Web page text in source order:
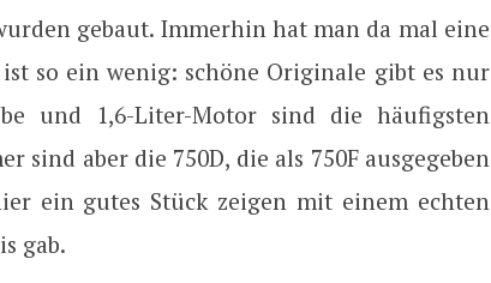
gebaut. Immerhin hat man da mal eine
so ein wenig: schöne Originale gibt es nur
und 1,6-Liter-Motor sind die häufigsten
sind aber die 750D, die als 750F ausgegeben
ein gutes Stück zeigen mit einem echten
gab.